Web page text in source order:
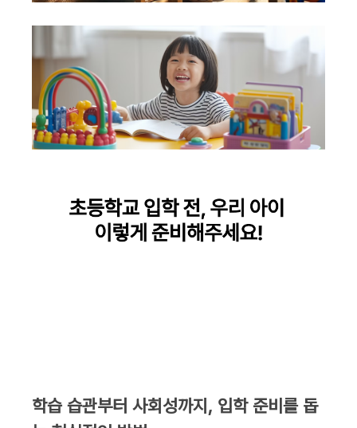
학습 습관부터 사회성까지, 입학 준비를 돕